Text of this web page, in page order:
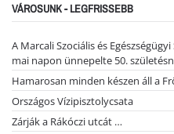
VÁROSUNK - LEGFRISSEBB
A Marcali Szociális és
mai napon ünnepelte 50.
Hamarosan minden készen áll a
Országos Vízipisztolycsata
Zárják a Rákóczi utcát …